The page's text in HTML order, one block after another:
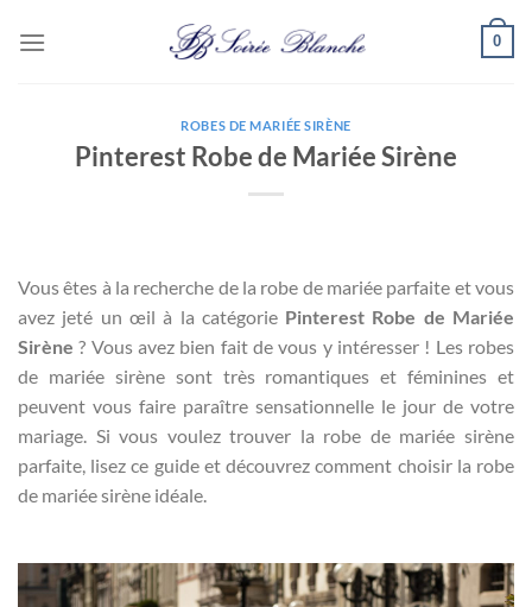
0
ROBES DE MARIÉE SIRÈNE
Pinterest Robe de Mariée Sirène
Vous êtes à la recherche de la robe de mariée parfaite et vous
avez jeté un œil à la catégorie Pinterest Robe de Mariée
Sirène ? Vous avez bien fait de vous y intéresser ! Les robes
de mariée sirène sont très romantiques et féminines et
peuvent vous faire paraître sensationnelle le jour de votre
mariage. Si vous voulez trouver la robe de mariée sirène
parfaite, lisez ce guide et découvrez comment choisir la robe
de mariée sirène idéale.